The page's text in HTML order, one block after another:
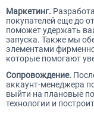
Маркетинг.
покупателей еще до
поможет удержать
запуска. Также мы
элементами
которые помогают
Сопровождение.
аккаунт-менеджера
выйти на плановые
технологии и